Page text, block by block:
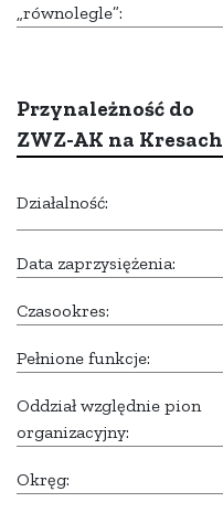
„równolegle”:
Przynależność do
ZWZ-AK na Kresach
Działalność:
Data zaprzysiężenia:
Czasookres:
Pełnione funkcje:
Oddział względnie pion
organizacyjny:
Okręg: